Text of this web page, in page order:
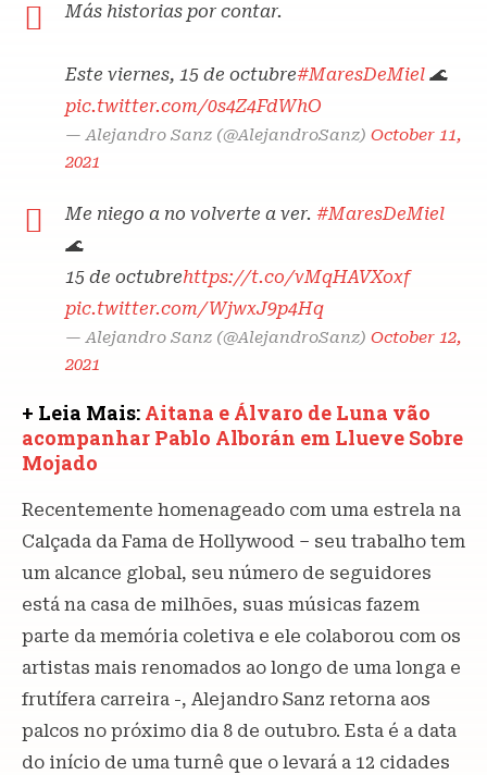
Más historias por contar.
Este viernes, 15 de octubre#MaresDeMiel 🌊
pic.twitter.com/0s4Z4FdWhO
— Alejandro Sanz (@AlejandroSanz) October 11,
2021
Me niego a no volverte a ver. #MaresDeMiel
🌊
15 de octubrehttps://t.co/vMqHAVXoxf
pic.twitter.com/WjwxJ9p4Hq
— Alejandro Sanz (@AlejandroSanz) October 12,
2021
+ Leia Mais: Aitana e Álvaro de Luna vão
acompanhar Pablo Alborán em Llueve Sobre
Mojado
Recentemente homenageado com uma estrela na
Calçada da Fama de Hollywood – seu trabalho tem
um alcance global, seu número de seguidores
está na casa de milhões, suas músicas fazem
parte da memória coletiva e ele colaborou com os
artistas mais renomados ao longo de uma longa e
frutífera carreira -, Alejandro Sanz retorna aos
palcos no próximo dia 8 de outubro. Esta é a data
do início de uma turnê que o levará a 12 cidades